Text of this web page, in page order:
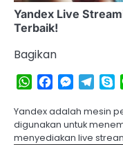
Yandex Live
Terbaik!
Bagikan
WhatsApp
Facebook
Yandex adalah mesin
digunakan untuk
menyediakan live